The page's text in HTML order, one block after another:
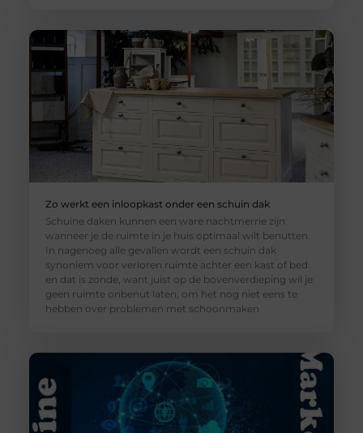
Zo werkt een inloopkast onder een schuin dak
Schuine daken kunnen een ware nachtmerrie zijn
wanneer je de ruimte in je huis optimaal wilt benutten.
In nagenoeg alle gevallen wordt een schuin dak
synoniem voor verloren ruimte achter een kast of bed
en dat is zonde, want juist op de bovenverdieping wil je
geen ruimte onbenut laten, om het nog niet eens te
hebben over problemen met schoonmaken